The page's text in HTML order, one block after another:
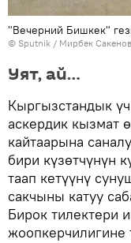
"Вечерний Бишкек"
© Sputnik / Мирбек Сакенов
Уят, ай…
Кыргызстандык
аскердик кызмат
кайтаарына
бири күзөтчүнүн
таап кетүүнү
сакчыны катуу
Бирок тилектери